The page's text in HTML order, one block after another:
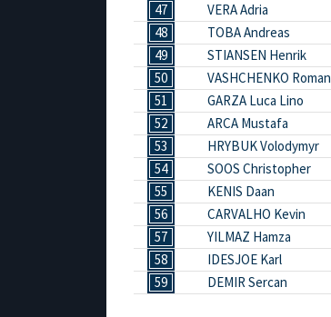
47
VERA Adria
48
TOBA Andreas
49
STIANSEN Henrik
50
VASHCHENKO Roman
51
GARZA Luca Lino
52
ARCA Mustafa
53
HRYBUK Volodymyr
54
SOOS Christopher
55
KENIS Daan
56
CARVALHO Kevin
57
YILMAZ Hamza
58
IDESJOE Karl
59
DEMIR Sercan